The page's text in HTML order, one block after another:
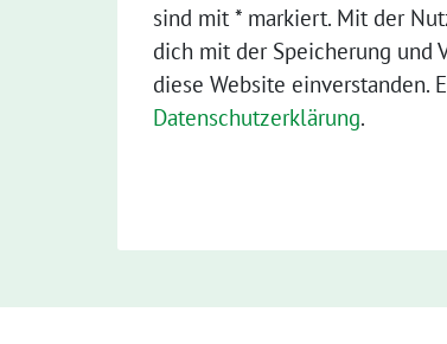
sind mit * markiert. Mit der
dich mit der Speicherung und
diese Website einverstanden.
Datenschutzerklärung.